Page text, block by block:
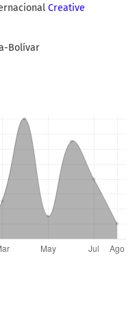
Creative
Bolívar